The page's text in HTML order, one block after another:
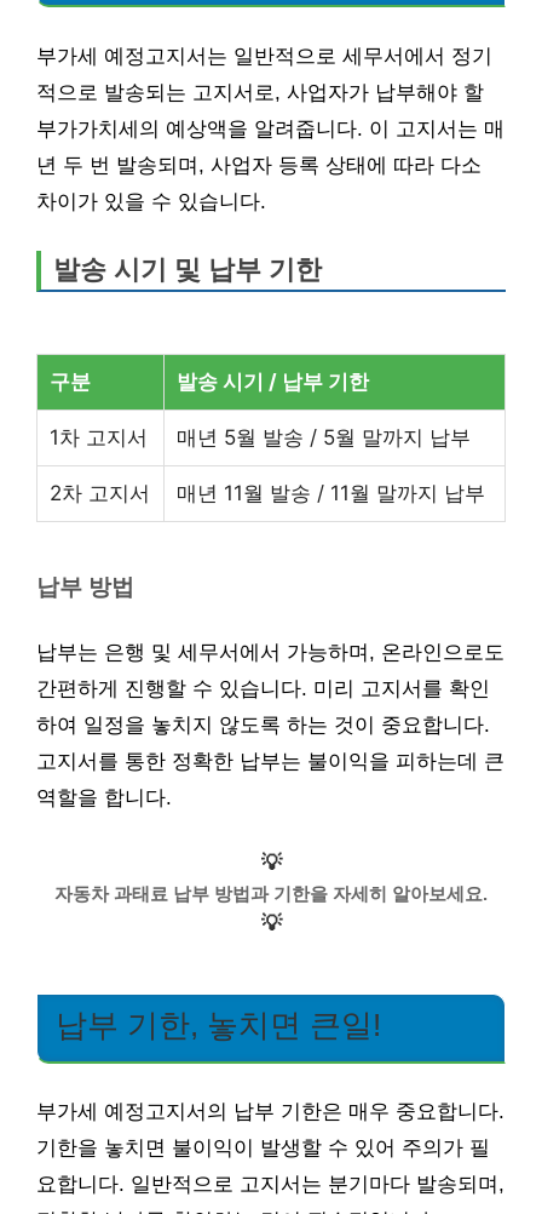
부가세 예정고지서는 일반적으로 세무서에서 정기
적으로 발송되는 고지서로, 사업자가 납부해야 할
부가가치세의 예상액을 알려줍니다. 이 고지서는 매
년 두 번 발송되며, 사업자 등록 상태에 따라 다소
차이가 있을 수 있습니다.
발송 시기 및 납부 기한
구분 발송 시기 / 납부 기한
1차 고지서 매년 5월 발송 / 5월 말까지 납부
2차 고지서 매년 11월 발송 / 11월 말까지 납부
납부 방법
납부는 은행 및 세무서에서 가능하며, 온라인으로도
간편하게 진행할 수 있습니다. 미리 고지서를 확인
하여 일정을 놓치지 않도록 하는 것이 중요합니다.
고지서를 통한 정확한 납부는 불이익을 피하는데 큰
역할을 합니다.
💡
자동차 과태료 납부 방법과 기한을 자세히 알아보세요.
💡
납부 기한, 놓치면 큰일!
부가세 예정고지서의 납부 기한은 매우 중요합니다.
기한을 놓치면 불이익이 발생할 수 있어 주의가 필
요합니다. 일반적으로 고지서는 분기마다 발송되며,